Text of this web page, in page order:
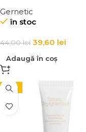
Gernetic
în stoc
44,00lei 39,60 lei
Adaugă în coș
-15%